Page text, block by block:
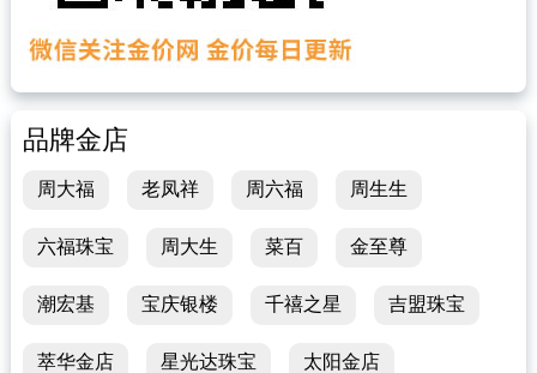
品牌金店
周大福 老凤祥 周六福 周生生
六福珠宝 周大生 菜百 金至尊
潮宏基 宝庆银楼 千禧之星 吉盟珠宝
萃华金店 星光达珠宝 太阳金店